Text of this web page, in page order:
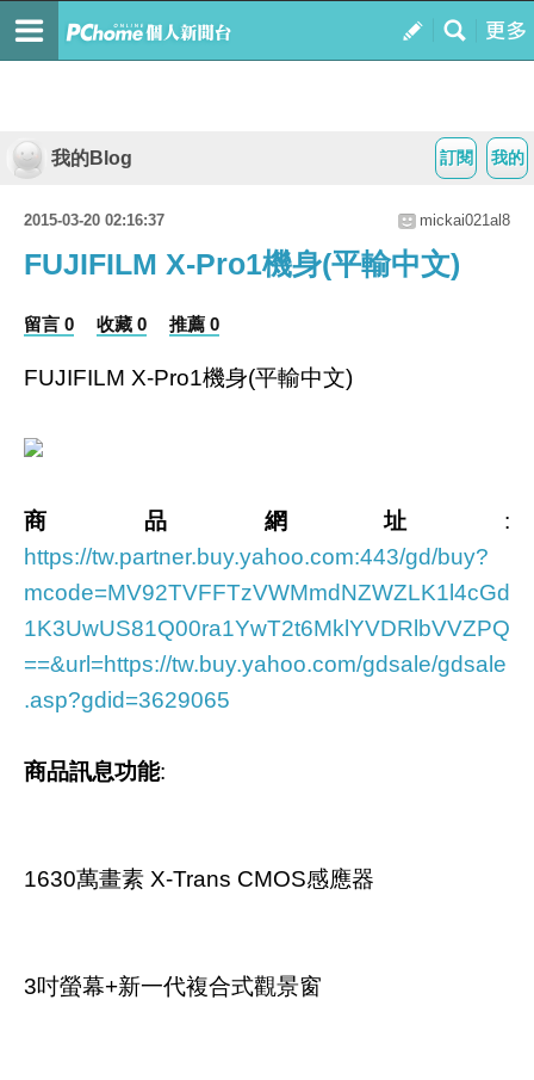
我的
訂閱
我的Blog
2015-03-20 02:16:37 mickai021al8
FUJIFILM X-Pro1機身(平輸中文)
留言 0 收藏 0 推薦 0
FUJIFILM X-Pro1機身(平輸中文)
商品網址 :
https://tw.partner.buy.yahoo.com:443/gd/buy?
mcode=MV92TVFFTzVWMmdNZWZLK1l4cGd
1K3UwUS81Q00ra1YwT2t6MklYVDRlbVVZPQ
==&url=https://tw.buy.yahoo.com/gdsale/gdsale
.asp?gdid=3629065
商品訊息功能:
1630萬畫素 X-Trans CMOS感應器
3吋螢幕+新一代複合式觀景窗